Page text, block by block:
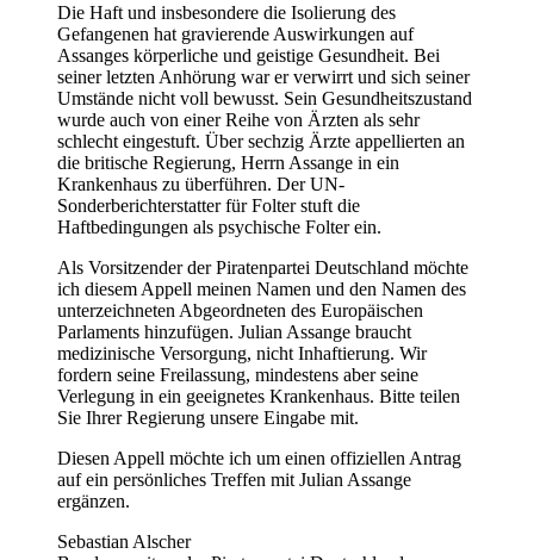
Die Haft und insbesondere die Isolierung des
Gefangenen hat gravierende Auswirkungen auf
Assanges körperliche und geistige Gesundheit. Bei
seiner letzten Anhörung war er verwirrt und sich seiner
Umstände nicht voll bewusst. Sein Gesundheitszustand
wurde auch von einer Reihe von Ärzten als sehr
schlecht eingestuft. Über sechzig Ärzte appellierten an
die britische Regierung, Herrn Assange in ein
Krankenhaus zu überführen. Der UN-
Sonderberichterstatter für Folter stuft die
Haftbedingungen als psychische Folter ein.
Als Vorsitzender der Piratenpartei Deutschland möchte
ich diesem Appell meinen Namen und den Namen des
unterzeichneten Abgeordneten des Europäischen
Parlaments hinzufügen. Julian Assange braucht
medizinische Versorgung, nicht Inhaftierung. Wir
fordern seine Freilassung, mindestens aber seine
Verlegung in ein geeignetes Krankenhaus. Bitte teilen
Sie Ihrer Regierung unsere Eingabe mit.
Diesen Appell möchte ich um einen offiziellen Antrag
auf ein persönliches Treffen mit Julian Assange
ergänzen.
Sebastian Alscher